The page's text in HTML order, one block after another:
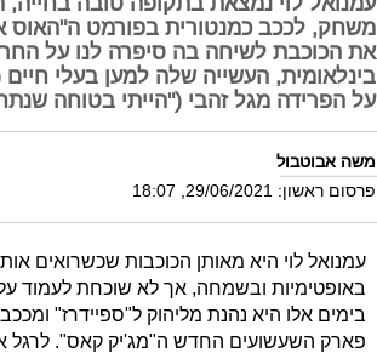
משחק, לככב כמנטורית בפורמט ה"האוס
את הכוכבת לשיחה בה סיפרה לנו על
בינלאומית, העשייה שלה למען בעלי
על הפרידה מגל זהבי ("הייתי בטוחה
משה אבוטבול
פרסום ראשון: 29/06/2021, 18:07
עמנואל לוי היא מאותן הכוכבות שכשרואים
באופטימיות ובשמחה, אך לא שוכחת לעמוד
בימים אלו היא נהנת מליהוק ל"ספיידרז"
פארק השעשועים החדש ה"מג'יק קאס". לרגל